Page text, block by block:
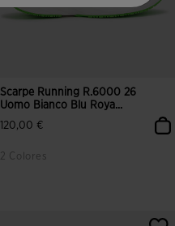
Scarpe Running R.6000 26
Uomo Bianco Blu Roya...
120,00 €
2 Colores